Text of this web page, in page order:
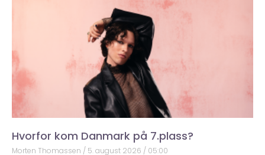
Hvorfor kom Danmark på 7.plass?
Morten Thomassen 5. august 2026 05:00